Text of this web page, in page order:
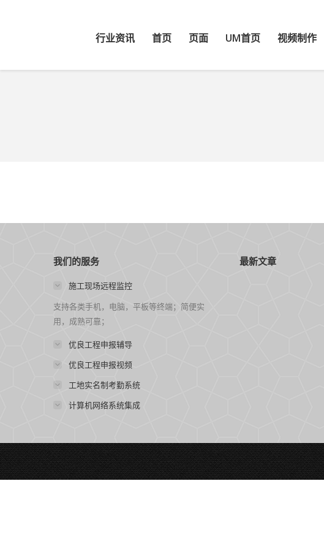
行业资讯 首页 页面 UM首页 视频制作
我们的服务
施工现场远程监控
支持各类手机，电脑，平板等终端；简便实
用，成熟可靠；
优良工程申报辅导
优良工程申报视频
工地实名制考勤系统
计算机网络系统集成
最新文章